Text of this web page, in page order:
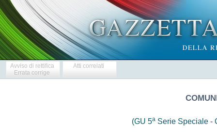
Avviso di rettifica
Errata corrige
Atti correlati
(GU 5a Serie Speciale -